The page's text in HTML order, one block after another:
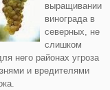
выращивании
винограда в
северных, не
слишком
него районах угроза
и вредителями